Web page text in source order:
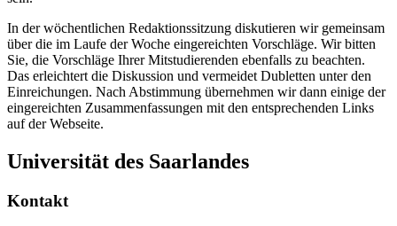
In der wöchentlichen Redaktionssitzung diskutieren wir gemeinsam
über die im Laufe der Woche eingereichten Vorschläge. Wir bitten
Sie, die Vorschläge Ihrer Mitstudierenden ebenfalls zu beachten.
Das erleichtert die Diskussion und vermeidet Dubletten unter den
Einreichungen. Nach Abstimmung übernehmen wir dann einige der
eingereichten Zusammenfassungen mit den entsprechenden Links
auf der Webseite.
Universität des Saarlandes
Kontakt